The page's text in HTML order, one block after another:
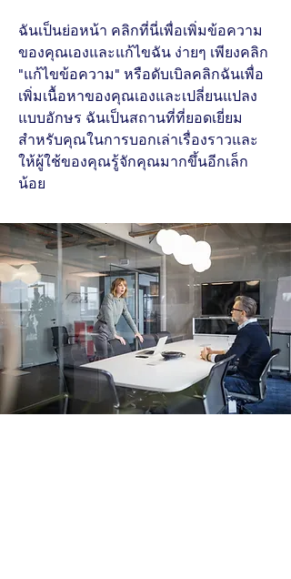
ฉันเป็นย่อหน้า คลิกที่นี่เพื่อเพิ่มข้อความ
ของคุณเองและแก้ไขฉัน ง่ายๆ เพียงคลิก
"แก้ไขข้อความ" หรือดับเบิลคลิกฉันเพื่อ
เพิ่มเนื้อหาของคุณเองและเปลี่ยนแปลง
แบบอักษร ฉันเป็นสถานที่ที่ยอดเยี่ยม
สำหรับคุณในการบอกเล่าเรื่องราวและ
ให้ผู้ใช้ของคุณรู้จักคุณมากขึ้นอีกเล็ก
น้อย